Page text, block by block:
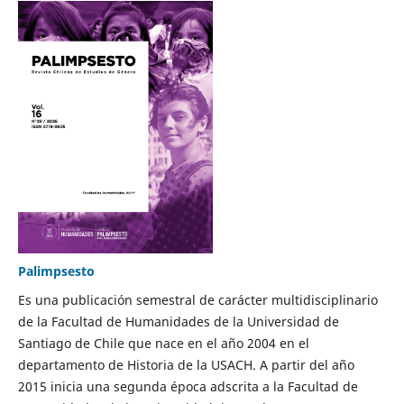
Palimpsesto
Es una publicación semestral de carácter multidisciplinario
de la Facultad de Humanidades de la Universidad de
Santiago de Chile que nace en el año 2004 en el
departamento de Historia de la USACH. A partir del año
2015 inicia una segunda época adscrita a la Facultad de